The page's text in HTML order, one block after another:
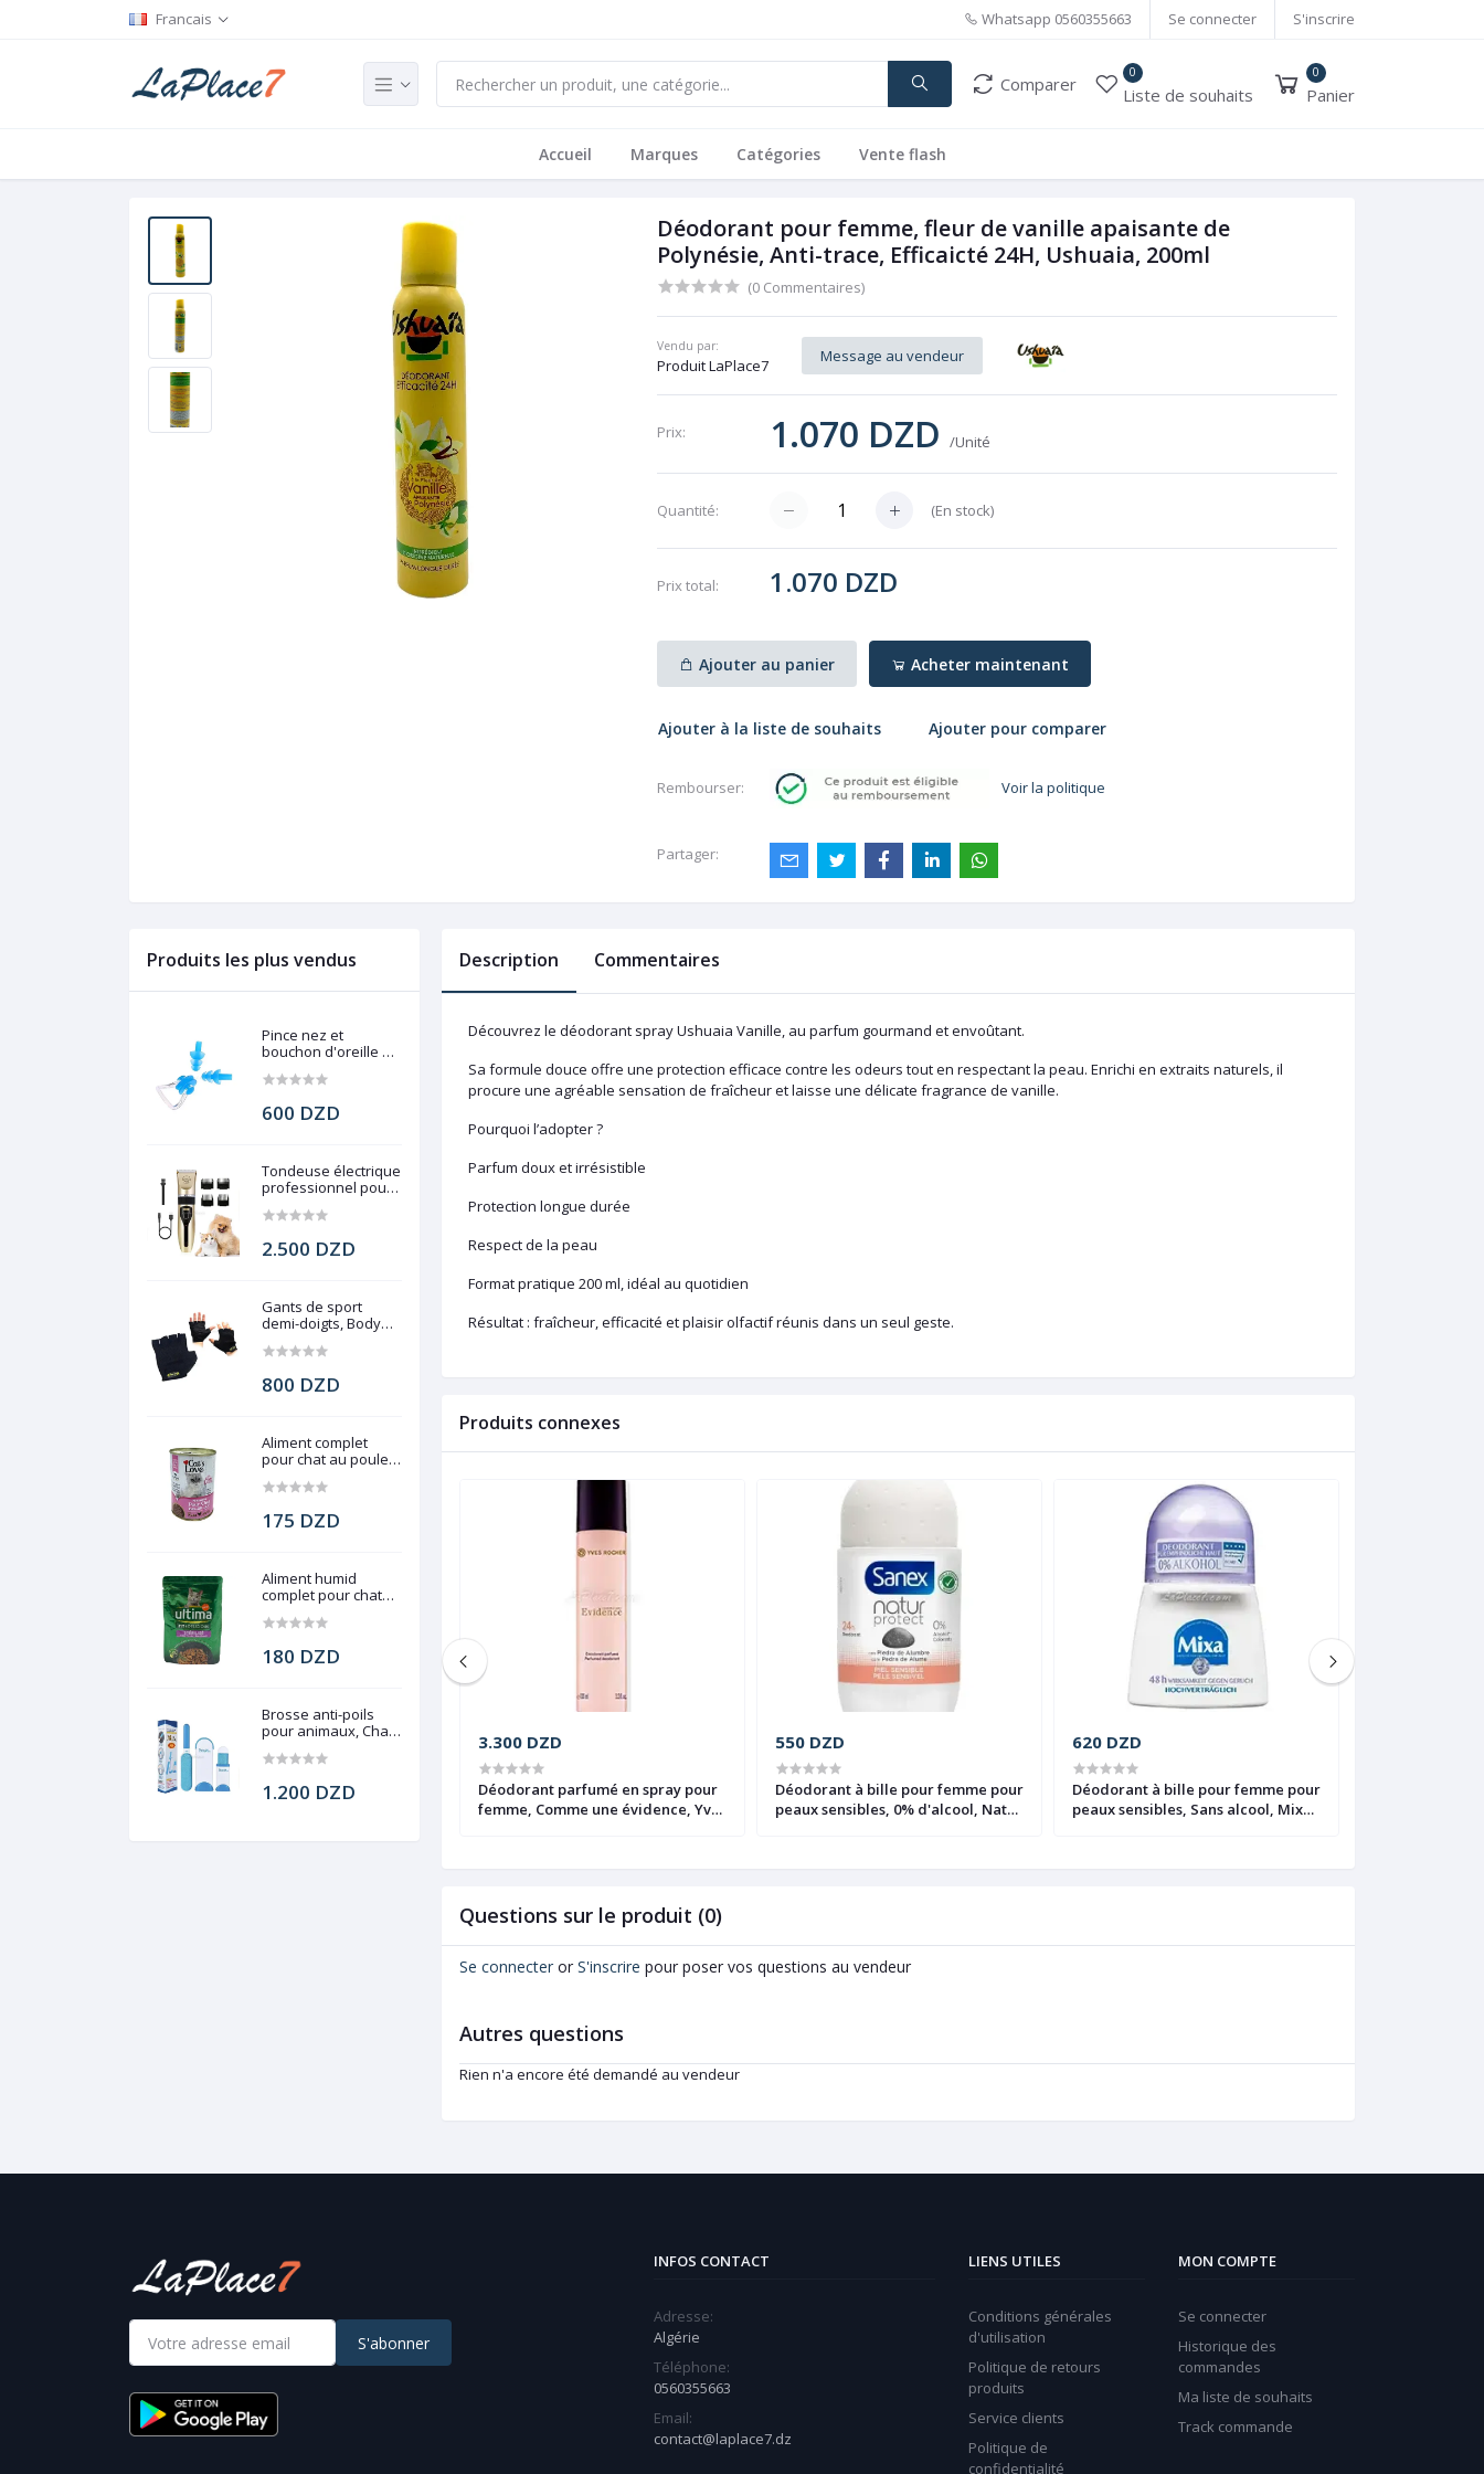
Francais Whatsapp 0560355663 Se connecter S'inscrire
Comparer
0
Liste de souhaits
0
Panier
Accueil Marques Catégories Vente flash
Déodorant pour femme, fleur de vanille apaisante de
Polynésie, Anti-trace, Efficaicté 24H, Ushuaia, 200ml
(0 Commentaires)
Vendu par:
Produit LaPlace7
Message au vendeur
Prix: 1.070 DZD/Unité
Quantité: (En stock)
Prix ​​total: 1.070 DZD
Ajouter au panier Acheter maintenant
Ajouter à la liste de souhaits Ajouter pour comparer
Rembourser: Voir la politique
Partager:
Produits les plus vendus
Pince nez et
bouchon d'oreille de
600 DZD
Tondeuse électrique
professionnel pour
2.500 DZD
Gants de sport
demi-doigts, Body
800 DZD
Aliment complet
pour chat au poulet,
175 DZD
Aliment humid
complet pour chat
180 DZD
Brosse anti-poils
pour animaux, Chats
1.200 DZD
Description Commentaires
Découvrez le déodorant spray Ushuaia Vanille, au parfum gourmand et envoûtant.
Sa formule douce offre une protection efficace contre les odeurs tout en respectant la peau. Enrichi en extraits naturels, il
procure une agréable sensation de fraîcheur et laisse une délicate fragrance de vanille.
Pourquoi l’adopter ?
Parfum doux et irrésistible
Protection longue durée
Respect de la peau
Format pratique 200 ml, idéal au quotidien
Résultat : fraîcheur, efficacité et plaisir olfactif réunis dans un seul geste.
Produits connexes
1.150 DZD
Déodorant en spray anti
3.300 DZD
Déodorant parfumé en spray pour
femme, Comme une évidence, Yves
550 DZD
Déodorant à bille pour femme pour
peaux sensibles, 0% d'alcool, Natur
620 DZD
Déodorant à bille pour femme pour
peaux sensibles, Sans alcool, Mixa,
Questions sur le produit (0)
Se connecteror S'inscrire pour poser vos questions au vendeur
Autres questions
Rien n'a encore été demandé au vendeur
S'abonner
INFOS CONTACT
Adresse:
Algérie
Téléphone:
0560355663
Email:
contact@laplace7.dz
LIENS UTILES
Conditions générales
d'utilisation
Politique de retours
produits
Service clients
Politique de
confidentialité
MON COMPTE
Se connecter
Historique des
commandes
Ma liste de souhaits
Track commande